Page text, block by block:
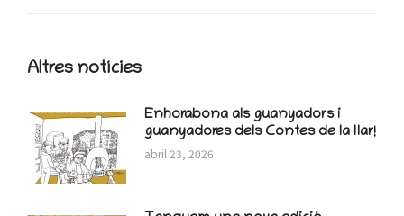
Altres notícies
Enhorabona als guanyadors i
guanyadores dels Contes de la llar!
abril 23, 2026